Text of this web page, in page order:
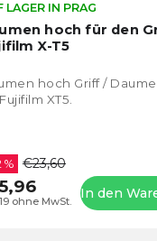
hoch für den
X-T5
LAGER IN PRAG
ohne MwSt.
% €23,60
In den
hoch Griff /
XT5.